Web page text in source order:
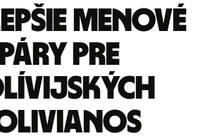
menové
páry pre